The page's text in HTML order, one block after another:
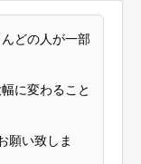
どの人が一部
に変わること
願い致しま